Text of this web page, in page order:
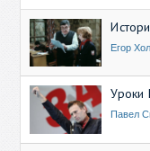
Егор
Уроки
Павел